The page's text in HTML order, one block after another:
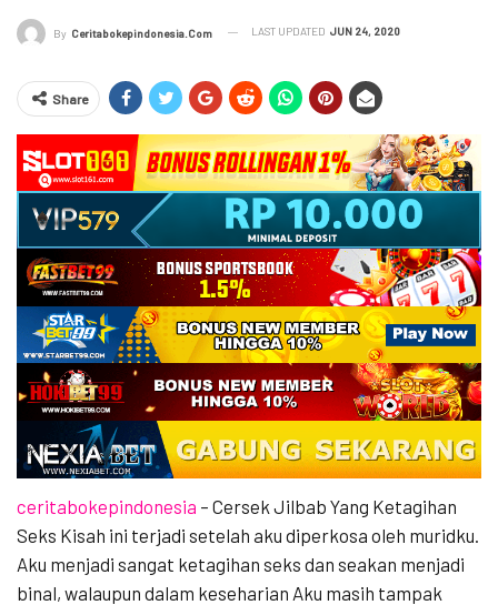
By Ceritabokepindonesia.com LAST UPDATED JUN 24, 2020
Share
ceritabokepindonesia – Cersek Jilbab Yang Ketagihan
Seks Kisah ini terjadi setelah aku diperkosa oleh muridku.
Aku menjadi sangat ketagihan seks dan seakan menjadi
binal, walaupun dalam keseharian Aku masih tampak